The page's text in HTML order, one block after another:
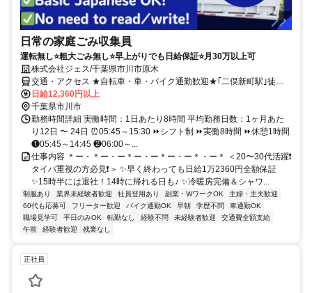
日常の家庭ごみ収集員
運転無し⭐粗大ごみ無し⭐早上がりでも日給保証⭐月30万以上可
株式会社ジェス/千葉県市川市原木
交通・アクセス ★自転車・車・バイク通勤歓迎★｢二俣新町駅｣徒歩
20分★
日給12,360円以上
千葉県市川市
勤務時間詳細 実働時間：1日あたり8時間 平均勤務日数：1ヶ月あた
り12日 〜 24日 ⏰05:45～15:30 ⏩シフト制 ⏩実働8時間 ⏩休憩1時間
❶05:45～14:45 ❷06:00～...
仕事内容 ＊ー・＊ー・ー＊ー・ー＊ー・ー＊・ー＊ ＜20〜30代活躍❗
タイパ重視の方必見❗＞ ✨早く終わっても日給1万2360円全額保証
✨15時半には退社！14時に帰れる日も♪ ✨冷暖房完備＆シャワ...
制服あり 業界未経験者歓迎 社員登用あり 副業・WワークOK
主婦・主夫歓迎
60代も応募可
フリーター歓迎 バイク通勤OK 早朝 学歴不問
車通勤OK
職場見学可
平日のみOK 転勤なし 経験不問 未経験者歓迎
交通費全額支給
午前
経験者歓迎 残業なし
正社員